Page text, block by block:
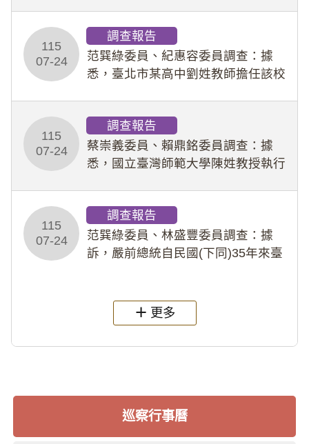
教羽球隊學生等行為，歷經該校校園
事件處理會議（下
115
07-24
調查報告
范巽綠委員、紀惠容委員調查：據
悉，臺北市某高中劉姓教師擔任該校
行拍攝特定樣態性影像並以手機傳送
劉師。該生因畏懼成
115
07-24
調查報告
蔡崇義委員、賴鼎銘委員調查：據
悉，國立臺灣師範大學陳姓教授執行
術倫理等情案調查報告。(115教調
31)
115
07-24
調查報告
范巽綠委員、林盛豐委員調查：據
訴，嚴前總統自民國(下同)35年來臺
過世後，總統府於89年間函請其家屬
繼續留住
更多
巡察行事曆